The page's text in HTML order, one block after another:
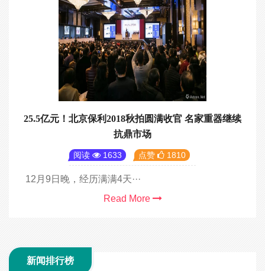
25.5亿元！北京保利2018秋拍圆满收官 名家重器继续
抗鼎市场
阅读 1633 点赞 1810
12月9日晚，经历满满4天···
Read More
新闻排行榜